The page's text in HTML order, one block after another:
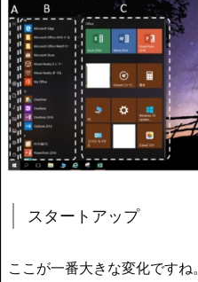
スタートアップ
ここが一番大きな変化ですね。